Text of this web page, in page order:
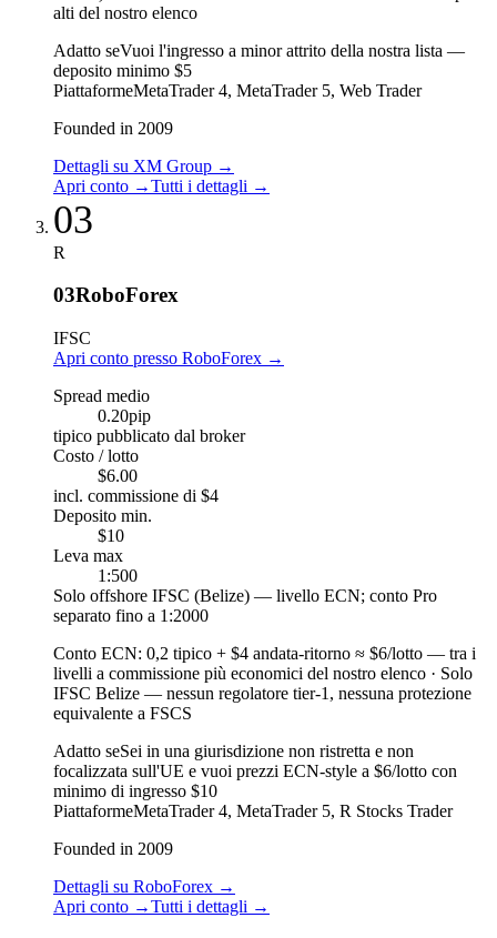
alti del nostro elenco
Adatto seVuoi l'ingresso a minor attrito della nostra lista —
deposito minimo $5
PiattaformeMetaTrader 4, MetaTrader 5, Web Trader
Founded in 2009
Dettagli su XM Group →
Apri conto →Tutti i dettagli →
03
R
03RoboForex
IFSC
Apri conto presso RoboForex →
Spread medio
0.20pip
tipico pubblicato dal broker
Costo / lotto
$6.00
incl. commissione di $4
Deposito min.
$10
Leva max
1:500
Solo offshore IFSC (Belize) — livello ECN; conto Pro
separato fino a 1:2000
Conto ECN: 0,2 tipico + $4 andata-ritorno ≈ $6/lotto — tra i
livelli a commissione più economici del nostro elenco · Solo
IFSC Belize — nessun regolatore tier-1, nessuna protezione
equivalente a FSCS
Adatto seSei in una giurisdizione non ristretta e non
focalizzata sull'UE e vuoi prezzi ECN-style a $6/lotto con
minimo di ingresso $10
PiattaformeMetaTrader 4, MetaTrader 5, R Stocks Trader
Founded in 2009
Dettagli su RoboForex →
Apri conto →Tutti i dettagli →